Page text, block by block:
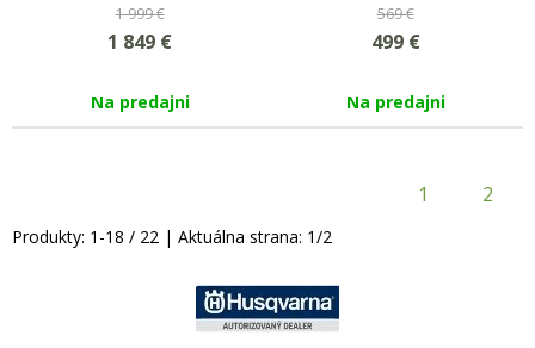
1 999 €
1 849 €
Na predajni
569 €
499 €
Na predajni
1 2
Produkty: 1 -18 / 22 | Aktuálna strana: 1/2